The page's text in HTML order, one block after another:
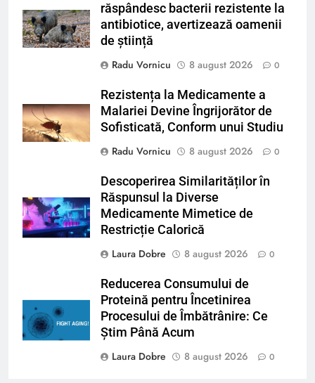
răspândesc bacterii rezistente la
antibiotice, avertizează oamenii
de știință
Radu Vornicu
8 august 2026 0
Rezistența la Medicamente a
Malariei Devine Îngrijorător de
Sofisticată, Conform unui Studiu
Radu Vornicu
8 august 2026 0
Descoperirea Similarităților în
Răspunsul la Diverse
Medicamente Mimetice de
Restricție Calorică
Laura Dobre
8 august 2026 0
Reducerea Consumului de
Proteină pentru Încetinirea
Procesului de Îmbătrânire: Ce
Știm Până Acum
Laura Dobre
8 august 2026 0